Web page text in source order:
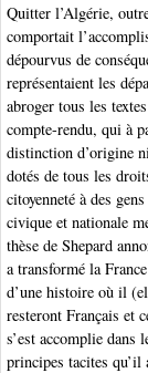
Quitter l’Algérie,
comportait
dépourvus de
représentaient les
abroger tous les
compte-rendu, qui à
distinction d’origine
dotés de tous les
citoyenneté à des
civique et nationale
thèse de Shepard
a transformé la
d’une histoire où il
resteront Français et
s’est accomplie dans
principes tacites